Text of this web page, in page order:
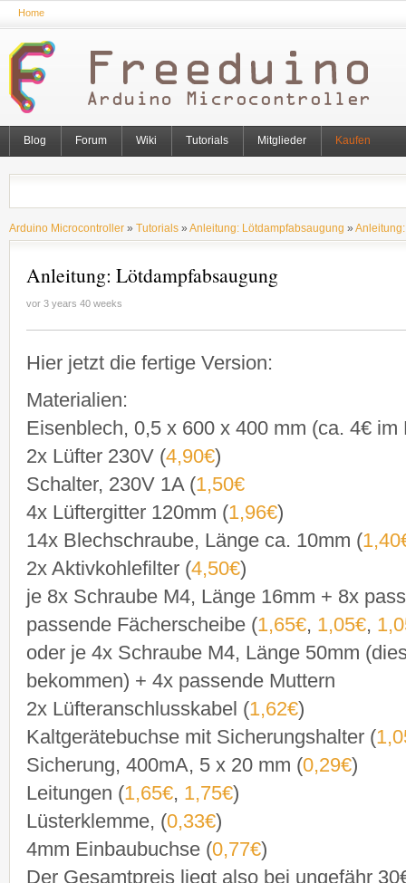
Home
Blog Forum Wiki Tutorials Mitglieder Kaufen
Arduino Microcontroller » Tutorials » Anleitung: Lötdampfabsaugung »
Anleitung: Lötdampfabsaugung
vor 3 years 40 weeks
Hier jetzt die fertige Version:
Materialien:
Eisenblech, 0,5 x 600 x 400 mm (ca. 4€ im
2x Lüfter 230V (4,90€)
Schalter, 230V 1A (1,50€
4x Lüftergitter 120mm (1,96€)
14x Blechschraube, Länge ca. 10mm (
2x Aktivkohlefilter (4,50€)
je 8x Schraube M4, Länge 16mm + 8x
passende Fächerscheibe (1,65€, 1,05€,
oder je 4x Schraube M4, Länge 50mm
bekommen) + 4x passende Muttern
2x Lüfteranschlusskabel (1,62€)
Kaltgerätebuchse mit Sicherungshalter (
Sicherung, 400mA, 5 x 20 mm (0,29€)
Leitungen (1,65€, 1,75€)
Lüsterklemme, (0,33€)
4mm Einbaubuchse (0,77€)
Der Gesamtpreis liegt also bei ungefähr